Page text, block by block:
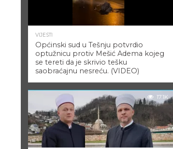
VIJESTI
Općinski sud u Tešnju potvrdio
optužnicu protiv Mešić Adema kojeg
se tereti da je skrivio tešku
saobraćajnu nesreću. (VIDEO)
17.1K